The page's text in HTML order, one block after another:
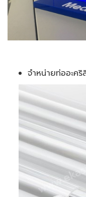
จำหน่ายท่ออะค